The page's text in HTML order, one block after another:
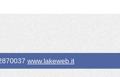
www.lakeweb.it